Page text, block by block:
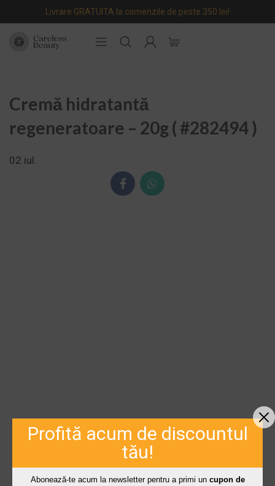
Livrare GRATUITA la comenzile de peste 350 lei!
Cremă hidratantă
regeneratoare – 20g ( #282494 )
02 iul.
Profită acum de discountul
tău!
Abonează-te acum la newsletter pentru a primi un cupon de